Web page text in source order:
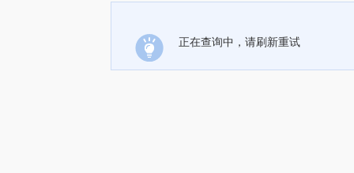
正在查询中，请刷新重试